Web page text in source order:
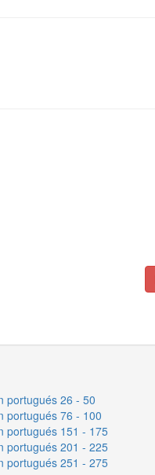
portugués 26 - 50
portugués 76 - 100
portugués 151 - 175
portugués 201 - 225
portugués 251 - 275